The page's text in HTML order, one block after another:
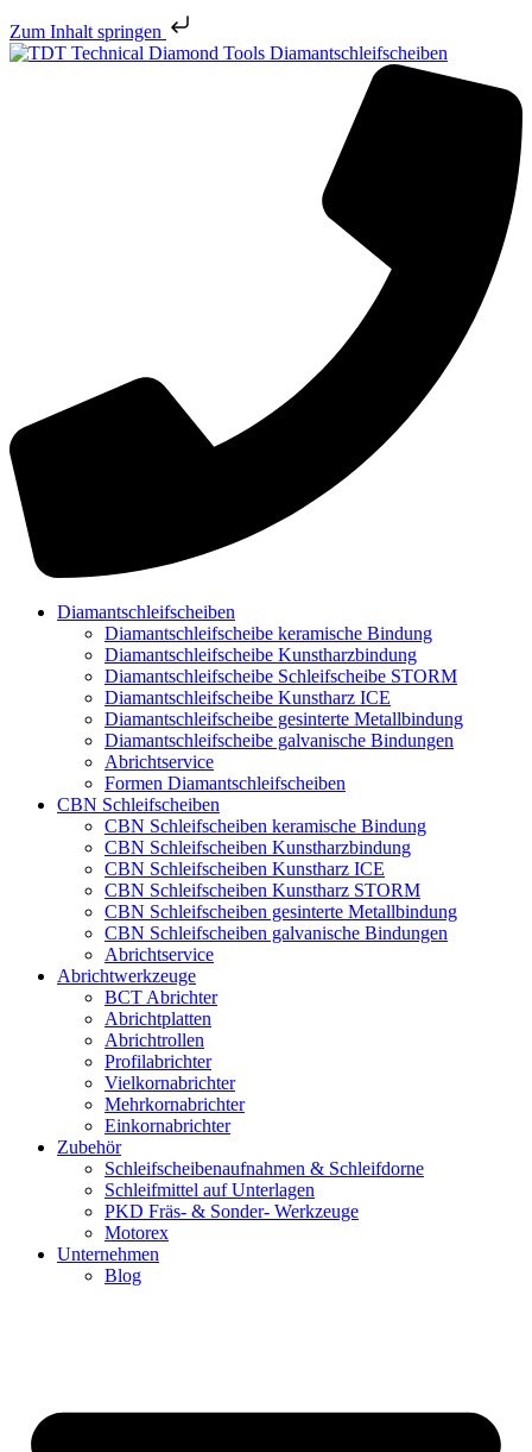
Zum Inhalt springen
Diamantschleifscheiben
Diamantschleifscheibe keramische Bindung
Diamantschleifscheibe Kunstharzbindung
Diamantschleifscheibe Schleifscheibe STORM
Diamantschleifscheibe Kunstharz ICE
Diamantschleifscheibe gesinterte Metallbindung
Diamantschleifscheibe galvanische Bindungen
Abrichtservice
Formen Diamantschleifscheiben
CBN Schleifscheiben
CBN Schleifscheiben keramische Bindung
CBN Schleifscheiben Kunstharzbindung
CBN Schleifscheiben Kunstharz ICE
CBN Schleifscheiben Kunstharz STORM
CBN Schleifscheiben gesinterte Metallbindung
CBN Schleifscheiben galvanische Bindungen
Abrichtservice
Abrichtwerkzeuge
BCT Abrichter
Abrichtplatten
Abrichtrollen
Profilabrichter
Vielkornabrichter
Mehrkornabrichter
Einkornabrichter
Zubehör
Schleifscheibenaufnahmen & Schleifdorne
Schleifmittel auf Unterlagen
PKD Fräs- & Sonder- Werkzeuge
Motorex
Unternehmen
Blog